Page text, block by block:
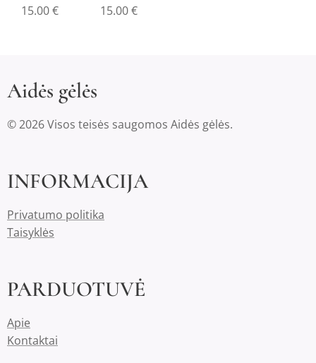
15.00€ 15.00€
Aidės gėlės
© 2026 Visos teisės saugomos Aidės gėlės.
INFORMACIJA
Privatumo politika
Taisyklės
PARDUOTUVĖ
Apie
Kontaktai